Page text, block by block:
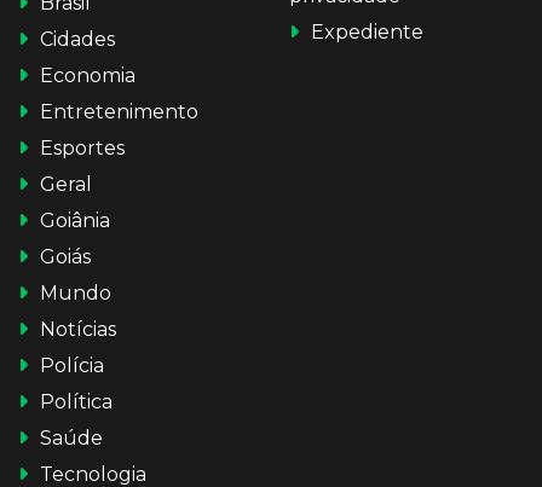
Cidades
Economia
Entretenimento
Esportes
Geral
Goiânia
Goiás
Mundo
Notícias
Polícia
Política
Saúde
Tecnologia
Expediente